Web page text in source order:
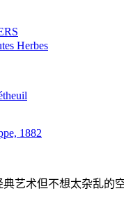
艺术但不想太杂乱的空